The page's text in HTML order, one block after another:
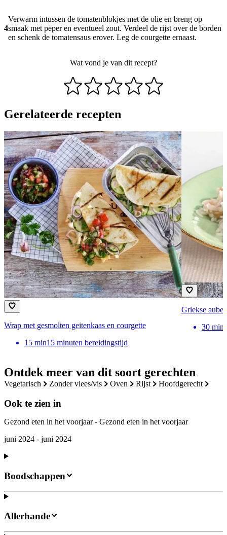
Ontdek meer van dit soort gerechten
vegetarisch zonder vlees/vis oven rijst hoofdgerecht
Ook te zien in
Gezond eten in het voorjaar - Gezond eten in het voorjaar
juni 2024 - juni 2024
4
Verwarm intussen de tomatenblokjes met de olie en breng op
smaak met peper en eventueel zout. Verdeel de rijst over de borden
en schenk de tomatensaus erover. Leg de courgette ernaast.
Wat vond je van dit recept?
Gerelateerde recepten
Wrap met gesmolten geitenkaas en courgette
15 min15 minuten bereidingstijd
Griekse
30 min
Boodschappen
Allerhande